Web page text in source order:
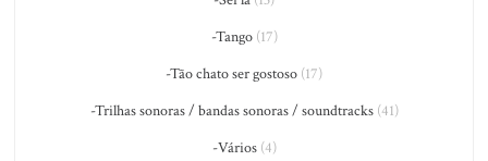
-Tango(17)
-Tão chato ser gostoso (17)
-Trilhas sonoras / bandas sonoras / soundtracks(41)
-Vários(4)